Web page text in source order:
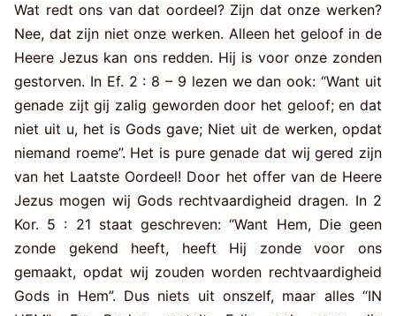
Wat redt ons van dat oordeel? Zijn dat onze werken?
Nee, dat zijn niet onze werken. Alleen het geloof in de
Heere Jezus kan ons redden. Hij is voor onze zonden
gestorven. In Ef. 2 : 8 – 9 lezen we dan ook: “Want uit
genade zijt gij zalig geworden door het geloof; en dat
niet uit u, het is Gods gave; Niet uit de werken, opdat
niemand roeme”. Het is pure genade dat wij gered zijn
van het Laatste Oordeel! Door het offer van de Heere
Jezus mogen wij Gods rechtvaardigheid dragen. In 2
Kor. 5 : 21 staat geschreven: “Want Hem, Die geen
zonde gekend heeft, heeft Hij zonde voor ons
gemaakt, opdat wij zouden worden rechtvaardigheid
Gods in Hem”. Dus niets uit onszelf, maar alles “IN